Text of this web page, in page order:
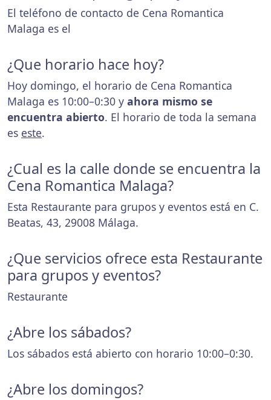
El teléfono de contacto de Cena Romantica
Malaga es el
¿Que horario hace hoy?
Hoy domingo, el horario de Cena Romantica
Malaga es 10:00–0:30 y ahora mismo se
encuentra abierto. El horario de toda la semana
es este.
¿Cual es la calle donde se encuentra la
Cena Romantica Malaga?
Esta Restaurante para grupos y eventos está en C.
Beatas, 43, 29008 Málaga.
¿Que servicios ofrece esta Restaurante
para grupos y eventos?
Restaurante
¿Abre los sábados?
Los sábados está abierto con horario 10:00–0:30.
¿Abre los domingos?